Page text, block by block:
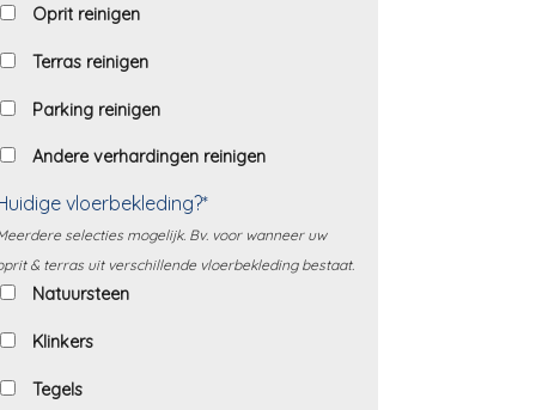
Oprit reinigen
Terras reinigen
Parking reinigen
Andere verhardingen reinigen
vloerbekleding?*
selecties mogelijk. Bv. voor wanneer uw
& terras uit verschillende vloerbekleding bestaat.
Natuursteen
Klinkers
Tegels